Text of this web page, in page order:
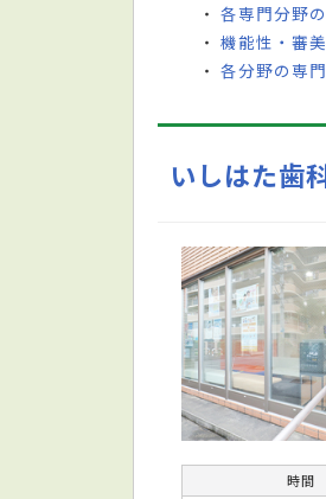
・各専門分野
・機能性・審
・各分野の専
いしはた歯
時間